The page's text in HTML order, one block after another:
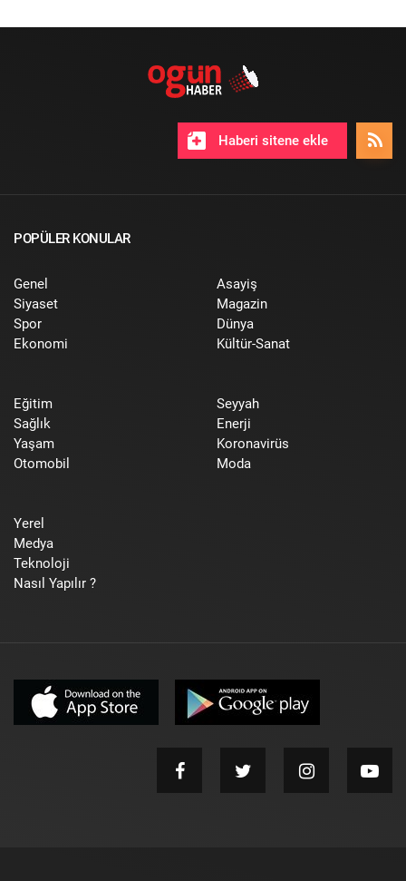
Haberi sitene ekle
POPÜLER KONULAR
Genel
Siyaset
Spor
Ekonomi
Asayiş
Magazin
Dünya
Kültür-Sanat
Eğitim
Sağlık
Yaşam
Otomobil
Seyyah
Enerji
Koronavirüs
Moda
Yerel
Medya
Teknoloji
Nasıl Yapılır ?